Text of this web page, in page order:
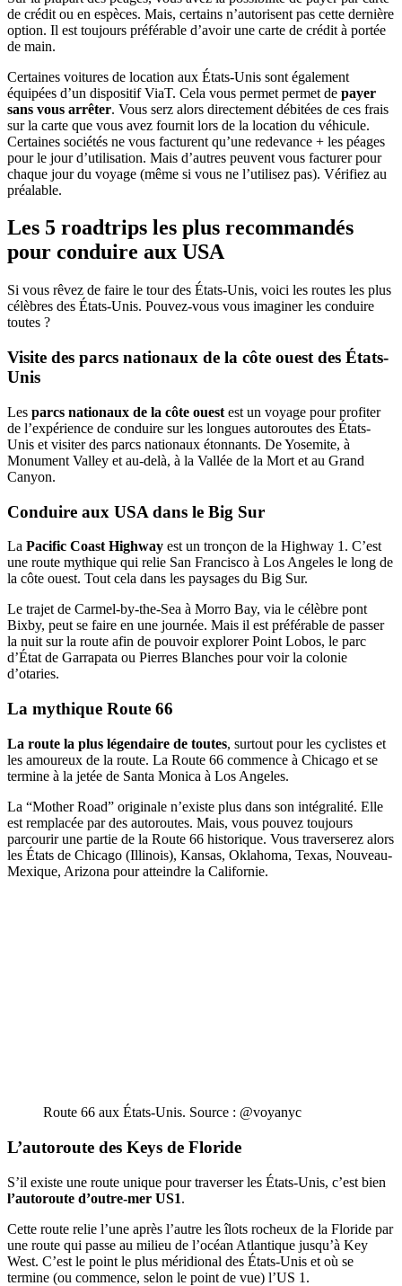
de crédit ou en espèces. Mais, certains n’autorisent pas cette dernière
option. Il est toujours préférable d’avoir une carte de crédit à portée
de main.
Certaines voitures de location aux États-Unis sont également
équipées d’un dispositif ViaT. Cela vous permet permet de payer
sans vous arrêter. Vous serz alors directement débitées de ces frais
sur la carte que vous avez fournit lors de la location du véhicule.
Certaines sociétés ne vous facturent qu’une redevance + les péages
pour le jour d’utilisation. Mais d’autres peuvent vous facturer pour
chaque jour du voyage (même si vous ne l’utilisez pas). Vérifiez au
préalable.
Les 5 roadtrips les plus recommandés
pour conduire aux USA
Si vous rêvez de faire le tour des États-Unis, voici les routes les plus
célèbres des États-Unis. Pouvez-vous vous imaginer les conduire
toutes ?
Visite des parcs nationaux de la côte ouest des États-
Unis
Les parcs nationaux de la côte ouest est un voyage pour profiter
de l’expérience de conduire sur les longues autoroutes des États-
Unis et visiter des parcs nationaux étonnants. De Yosemite, à
Monument Valley et au-delà, à la Vallée de la Mort et au Grand
Canyon.
Conduire aux USA dans le Big Sur
La Pacific Coast Highway est un tronçon de la Highway 1. C’est
une route mythique qui relie San Francisco à Los Angeles le long de
la côte ouest. Tout cela dans les paysages du Big Sur.
Le trajet de Carmel-by-the-Sea à Morro Bay, via le célèbre pont
Bixby, peut se faire en une journée. Mais il est préférable de passer
la nuit sur la route afin de pouvoir explorer Point Lobos, le parc
d’État de Garrapata ou Pierres Blanches pour voir la colonie
d’otaries.
La mythique Route 66
La route la plus légendaire de toutes, surtout pour les cyclistes et
les amoureux de la route. La Route 66 commence à Chicago et se
termine à la jetée de Santa Monica à Los Angeles.
La “Mother Road” originale n’existe plus dans son intégralité. Elle
est remplacée par des autoroutes. Mais, vous pouvez toujours
parcourir une partie de la Route 66 historique. Vous traverserez alors
les États de Chicago (Illinois), Kansas, Oklahoma, Texas, Nouveau-
Mexique, Arizona pour atteindre la Californie.
Route 66 aux États-Unis. Source : @voyanyc
L’autoroute des Keys de Floride
S’il existe une route unique pour traverser les États-Unis, c’est bien
l’autoroute d’outre-mer US1.
Cette route relie l’une après l’autre les îlots rocheux de la Floride par
une route qui passe au milieu de l’océan Atlantique jusqu’à Key
West. C’est le point le plus méridional des États-Unis et où se
termine (ou commence, selon le point de vue) l’US 1.